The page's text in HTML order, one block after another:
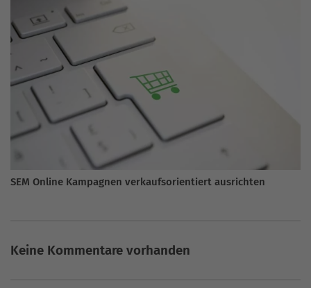
SEM Online Kampagnen verkaufsorientiert ausrichten
Keine Kommentare vorhanden